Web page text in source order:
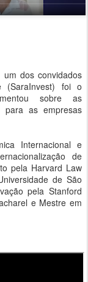
dos convidados
(SaraInvest) foi o
sobre as
para as empresas
Internacional e
de
pela Harvard Law
de São
pela Stanford
e Mestre em